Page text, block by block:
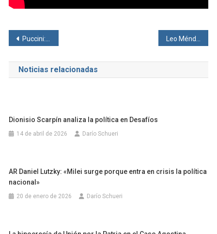
Navegación
de
entradas
Puccini: «Queremos potenciar la matriz productiva de la Provincia de Santa Fe»
Noticias relacionadas
Dionisio Scarpín analiza la política en Desafíos
14 de abril de 2026 Darío Schueri
AR Daniel Lutzky: «Milei surge porque entra en crisis la política
nacional»
20 de enero de 2026 Darío Schueri